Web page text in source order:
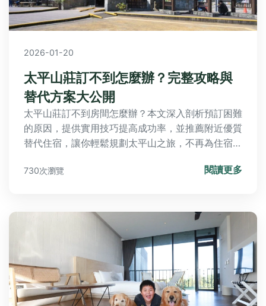
2026-01-20
太平山莊訂不到怎麼辦？完整攻略與
替代方案大公開
太平山莊訂不到房間怎麼辦？本文深入剖析預訂困難
的原因，提供實用技巧提高成功率，並推薦附近優質
替代住宿，讓你輕鬆規劃太平山之旅，不再為住宿煩
730次瀏覽 閱讀更多